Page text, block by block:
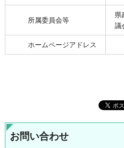
所属委員会等
県
議
ホームページアドレス
お問い合わせ